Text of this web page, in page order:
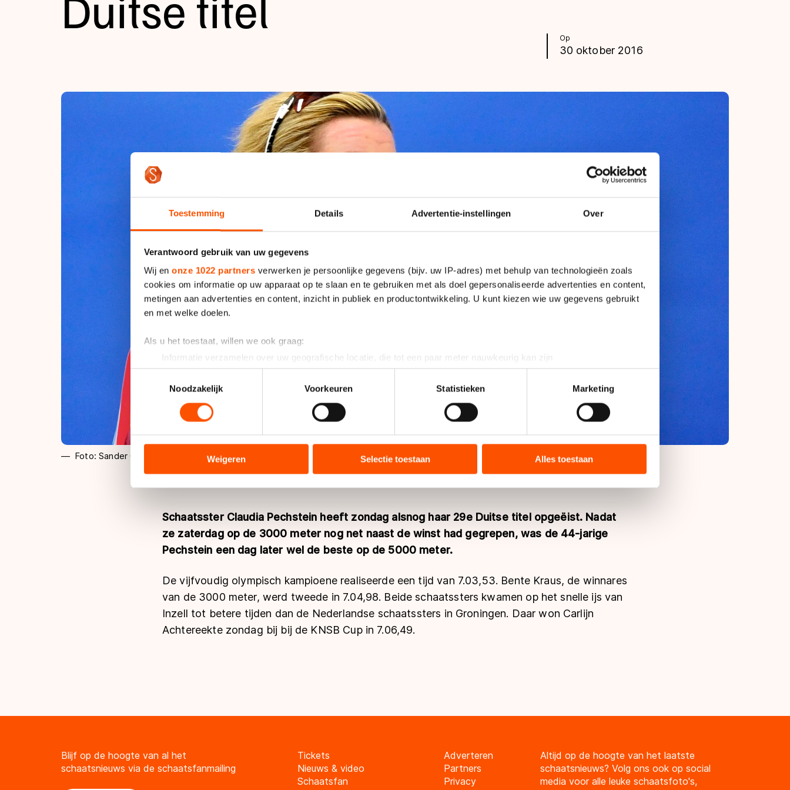
Toestemming Details Advertentie-instellingen Over
Verantwoord gebruik van uw gegevens
Wij en onze 1022 partners verwerken je persoonlijke gegevens (bijv. uw IP-adres) met behulp van technologieën zoals
cookies om informatie op uw apparaat op te slaan en te gebruiken met als doel gepersonaliseerde advertenties en content,
metingen aan advertenties en content, inzicht in publiek en productontwikkeling. U kunt kiezen wie uw gegevens gebruikt
en met welke doelen.
Als u het toestaat, willen we ook graag:
Informatie verzamelen over uw geografische locatie, die tot een paar meter nauwkeurig kan zijn
Uw apparaat identificeren door het actief te scannen op specifieke eigenschappen (fingerprinting)
Lees meer over hoe uw persoonlijke gegevens worden verwerkt en stel uw voorkeuren in het
detailgedeeltein. U kunt uw
toestemming op elk moment wijzigen of intrekken in de Cookieverklaring.
analyseren. We delen informatie over uw gebruik van onze site met onze partners voor social media, advertenties en
analyse. Zij kunnen deze combineren met andere gegevens die u aan hen heeft verstrekt of die zij hebben verzameld via
hun services. Sommige partners kunnen gegevens doorgeven aan landen buiten de EU, zoals de VS, waar mogelijk geen
adequaat beschermingsniveau geldt volgens de GDPR. Door op ‘Toestaan’ te klikken, stemt u in met deze overdracht.
Noodzakelijk
Voorkeuren Statistieken Marketing
Weigeren Selectie toestaan Alles toestaan
Tijden & historie
Schaatsfans
Olympische Spelen
Op
30 oktober 2016
Foto: Sander Chamid
Schaatsster Claudia Pechstein heeft zondag alsnog haar 29e Duitse titel opgeëist. Nadat
ze zaterdag op de 3000 meter nog net naast de winst had gegrepen, was de 44-jarige
Pechstein een dag later wel de beste op de 5000 meter.
De vijfvoudig olympisch kampioene realiseerde een tijd van 7.03,53. Bente Kraus, de winnares
van de 3000 meter, werd tweede in 7.04,98. Beide schaatssters kwamen op het snelle ijs van
Inzell tot betere tijden dan de Nederlandse schaatssters in Groningen. Daar won Carlijn
Achtereekte zondag bij bij de KNSB Cup in 7.06,49.
Blijf op de hoogte van al het
schaatsnieuws via de schaatsfanmailing
Tickets
Nieuws & video
Schaatsfan
Adverteren
Partners
Privacy
Altijd op de hoogte van het laatste
schaatsnieuws? Volg ons ook op social
media voor alle leuke schaatsfoto's,